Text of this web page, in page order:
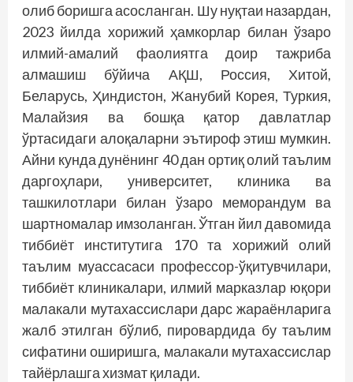
олиб боришга асосланган. Шу нуқтаи назардан,
2023 йилда хорижий ҳамкорлар билан ўзаро
илмий-амалий фаолиятга доир таж­риба
алмашиш бўйича АҚШ, Россия, Хитой,
Беларусь, Ҳиндистон, Жанубий Корея, Туркия,
Малайзия ва бошқа қатор давлатлар
ўртасидаги алоқаларни эътироф этиш мумкин.
Айни кунда дунёнинг 40 дан ортиқ олий таълим
даргоҳлари, университет, клиника ва
ташкилотлари билан ўзаро меморандум ва
шартномалар имзоланган. Ўтган йил давомида
тиббиёт институтига 170 та хорижий олий
таълим муассасаси профессор-ўқитувчилари,
тиббиёт клиникалари, илмий марказлар юқори
малакали мутахассислари дарс жараёнларига
жалб этилган бўлиб, пировардида бу таълим
сифатини оширишга, малакали мутахассислар
тайёрлашга хизмат қилади.